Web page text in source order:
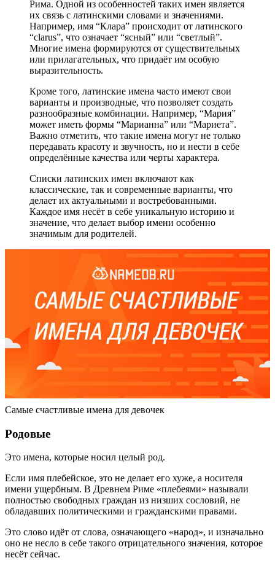
Рима. Одной из особенностей таких имен является
их связь с латинскими словами и значениями.
Например, имя “Клара” происходит от латинского
“clarus”, что означает “ясный” или “светлый”.
Многие имена формируются от существительных
или прилагательных, что придаёт им особую
выразительность.
Кроме того, латинские имена часто имеют свои
варианты и производные, что позволяет создать
разнообразные комбинации. Например, “Мария”
может иметь формы “Марианна” или “Мариета”.
Важно отметить, что такие имена могут не только
передавать красоту и звучность, но и нести в себе
определённые качества или черты характера.
Списки латинских имен включают как
классические, так и современные варианты, что
делает их актуальными и востребованными.
Каждое имя несёт в себе уникальную историю и
значение, что делает выбор имени особенно
значимым для родителей.
Самые счастливые имена для девочек
Родовые
Это имена, которые носил целый род.
Если имя плебейское, это не делает его хуже, а носителя
имени ущербным. В Древнем Риме «плебеями» называли
полностью свободных граждан из низших сословий, не
обладавших политическими и гражданскими правами.
Это слово идёт от слова, означающего «народ», и изначально
оно не несло в себе такого отрицательного значения, которое
несёт сейчас.